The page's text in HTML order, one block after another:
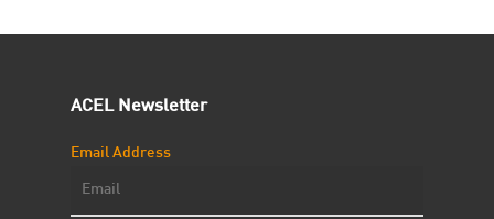
ACEL Newsletter
Email Address